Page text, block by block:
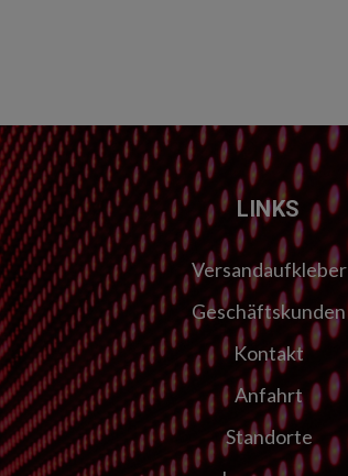
LINKS
Versandaufkleber
Geschäftskunden
Kontakt
Anfahrt
Standorte